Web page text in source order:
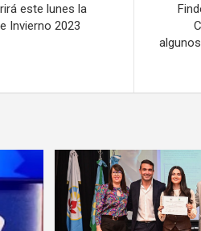
este lunes la
Invierno 2023